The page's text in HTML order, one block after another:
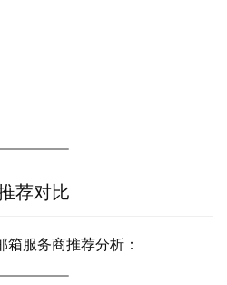
荐对比
服务商推荐分析：